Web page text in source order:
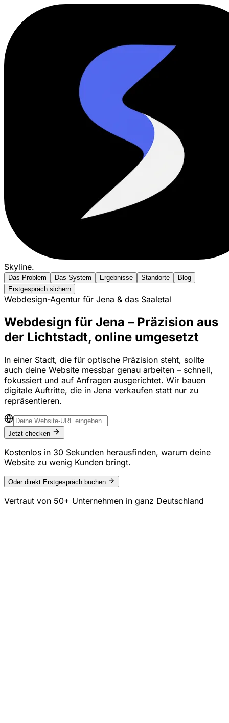
Skyline.
Das Problem Das System Ergebnisse Standorte
Blog
Erstgespräch sichern
Webdesign-Agentur für Jena & das Saaletal
Webdesign für Jena – Präzision aus
der Lichtstadt, online umgesetzt
In einer Stadt, die für optische Präzision steht, sollte
auch deine Website messbar genau arbeiten – schnell,
fokussiert und auf Anfragen ausgerichtet. Wir bauen
digitale Auftritte, die in Jena verkaufen statt nur zu
repräsentieren.
Jetzt checken
Kostenlos in 30 Sekunden herausfinden, warum deine
Website zu wenig Kunden bringt.
Oder direkt Erstgespräch buchen
Vertraut von 50+ Unternehmen in ganz Deutschland